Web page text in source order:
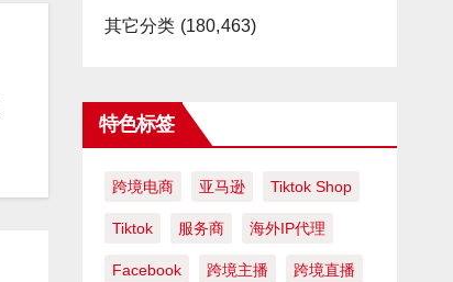
其它分类 (180,463)
特色标签
跨境电商 亚马逊 Tiktok Shop
Tiktok 服务商 海外IP代理
Facebook 跨境主播 跨境直播